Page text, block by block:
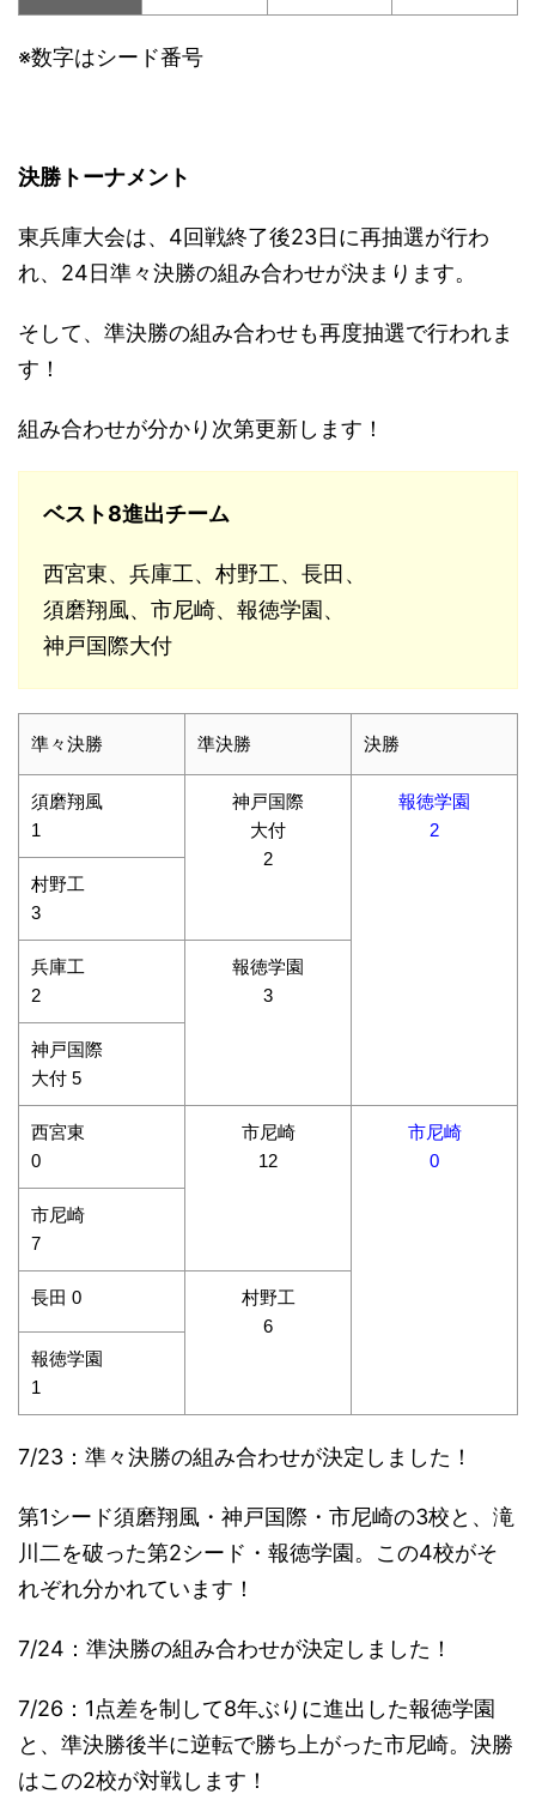
※数字はシード番号
決勝トーナメント
東兵庫大会は、4回戦終了後23日に再抽選が行わ
れ、24日準々決勝の組み合わせが決まります。
そして、準決勝の組み合わせも再度抽選で行われま
す！
組み合わせが分かり次第更新します！
ベスト8進出チーム
西宮東、兵庫工、村野工、長田、
須磨翔風、市尼崎、報徳学園、
神戸国際大付
準々決勝 準決勝 決勝
須磨翔風
1
神戸国際
大付
2
報徳学園
2
村野工
3
兵庫工
2
報徳学園
3
神戸国際
大付 5
西宮東
0
市尼崎
12
市尼崎
0
市尼崎
7
長田 0
村野工
6
報徳学園
1
7/23：準々決勝の組み合わせが決定しました！
第1シード須磨翔風・神戸国際・市尼崎の3校と、滝
川二を破った第2シード・報徳学園。この4校がそ
れぞれ分かれています！
7/24：準決勝の組み合わせが決定しました！
7/26：1点差を制して8年ぶりに進出した報徳学園
と、準決勝後半に逆転で勝ち上がった市尼崎。決勝
はこの2校が対戦します！